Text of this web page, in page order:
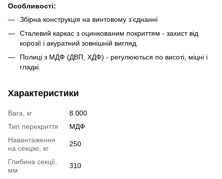
Особливості:
Збірна конструкція на винтовому з’єднанні
Сталевий каркас з оцинкованим покриттям - захист від
корозії і акуратний зовнішній вигляд.
Полиці з МДФ (ДВП, ХДФ) - регулюються по висоті, міцні і
гладкі.
Характеристики
Вага, кг
8.000
Тип перекриття
МДФ
Навантаження
на секцію, кг
250
Глибина секції,
мм
310